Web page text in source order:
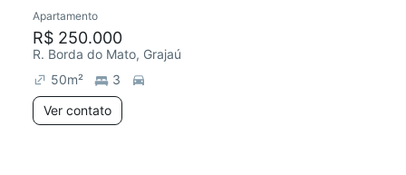
Redecorar
Apartamento
R$ 250.000
R. Borda do Mato, Grajaú
50m²
3
Ver contato